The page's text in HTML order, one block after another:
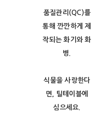
품질관리(QC)를
통해 깐깐하게 제
작되는 화기와 화
병.
식물을 사랑한다
면, 틸테이블에
심으세요.